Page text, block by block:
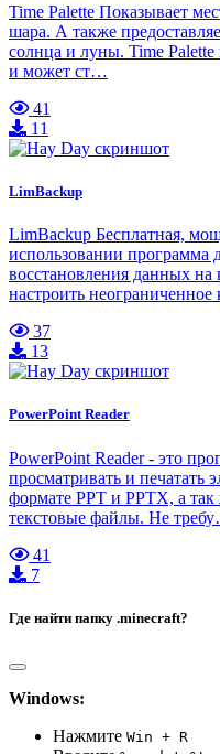
Time Palette Показывает
шара. А также
солнца и луны. Time Palette
и может ст…
41
11
LimBackup
LimBackup Бесплатная,
использовании программа
восстановления данных
настроить
37
13
PowerPoint Reader
PowerPoint Reader - это
просматривать и печатать
формате PPT и PPTX, а
текстовые файлы. Не
41
7
Где найти папку .minecraft?
Windows:
Нажмите Win + R